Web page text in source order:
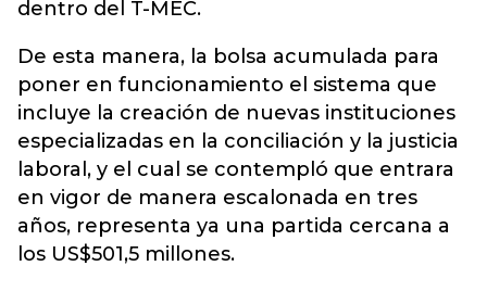
dentro del T-MEC.
De esta manera, la bolsa acumulada para
poner en funcionamiento el sistema que
incluye la creación de nuevas instituciones
especializadas en la conciliación y la justicia
laboral, y el cual se contempló que entrara
en vigor de manera escalonada en tres
años, representa ya una partida cercana a
los US$501,5 millones.